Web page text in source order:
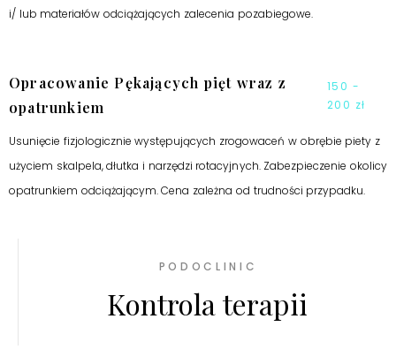
i/ lub materiałów odciążających zalecenia pozabiegowe.
Opracowanie Pękających pięt wraz z
opatrunkiem
150 -
200 zł
Usunięcie fizjologicznie występujących zrogowaceń w obrębie piety z
użyciem skalpela, dłutka i narzędzi rotacyjnych. Zabezpieczenie okolicy
opatrunkiem odciążającym. Cena zależna od trudności przypadku.
PODOCLINIC
Kontrola terapii